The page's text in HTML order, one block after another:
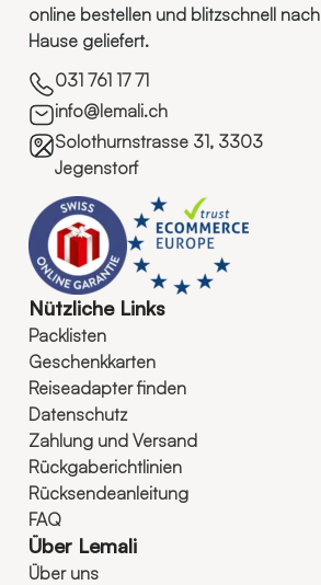
online bestellen und blitzschnell nach
Hause geliefert.
031 761 17 71
info@lemali.ch
Solothurnstrasse 31, 3303
Jegenstorf
Nützliche Links
Packlisten
Geschenkkarten
Reiseadapter finden
Datenschutz
Zahlung und Versand
Rückgaberichtlinien
Rücksendeanleitung
FAQ
Über Lemali
Über uns